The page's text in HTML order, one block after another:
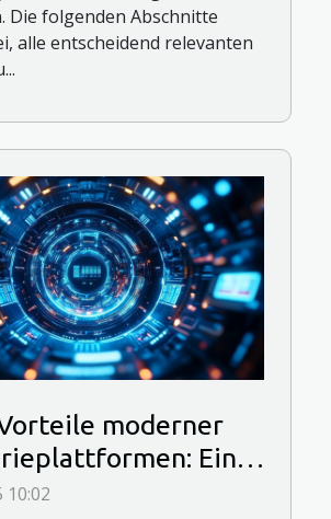
Die folgenden Abschnitte
alle entscheidend relevanten
moderner
Ein
Spielerlebnis
10:02